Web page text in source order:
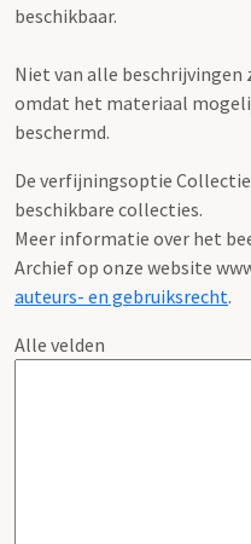
beschikbaar.
Niet van alle beschrijvingen
omdat het materiaal
beschermd.
De verfijningsoptie
beschikbare collecties.
Meer informatie over het
Archief op onze website
auteurs- en gebruiksrecht.
Alle velden